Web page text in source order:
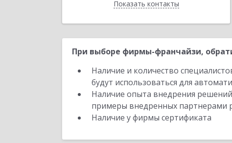
Показать контакты
Назад
При выборе фирмы-франчайзи,
Наличие и количество
будут использоваться для
Наличие опыта внедрения
примеры внедренных партнерами
Наличие у фирмы сертификата